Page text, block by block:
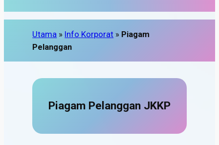
Utama » Info Korporat » Piagam
Pelanggan
Piagam Pelanggan JKKP